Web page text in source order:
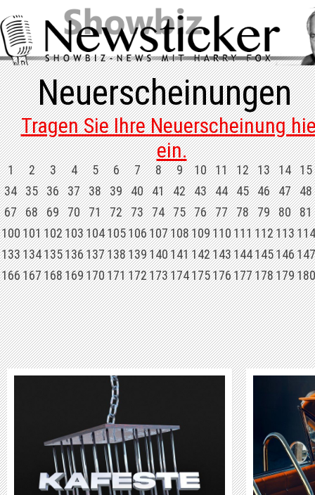
Neuerscheinungen
Tragen Sie Ihre Neuerscheinung
ein.
1 2 3 4 5 6 7 8 9 10 11 12 13 14 15
34 35 36 37 38 39 40 41 42 43 44 45 46 47 48
67 68 69 70 71 72 73 74 75 76 77 78 79 80 81
100101102103104105106107108109110111112113114
133134135136137138139140141142143144145146147
166167168169170171172173174175176177178179180